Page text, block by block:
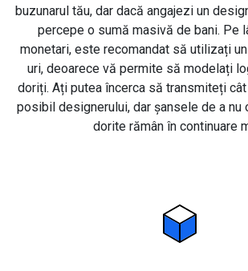
buzunarul tău, dar dacă angajezi un
percepe o sumă masivă de bani. Pe
monetari, este recomandat să utilizați
uri, deoarece vă permite să modelați
doriți. Ați putea încerca să transmiteți
posibil designerului, dar șansele de a nu
dorite rămân în continuare